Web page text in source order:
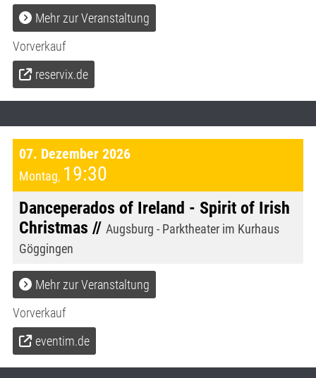
Mehr zur Veranstaltung
Vorverkauf
reservix.de
07. Dezember 2026
Montag, 19:30
Danceperados of Ireland - Spirit of Irish
Christmas // Augsburg - Parktheater im Kurhaus
Göggingen
Mehr zur Veranstaltung
Vorverkauf
eventim.de